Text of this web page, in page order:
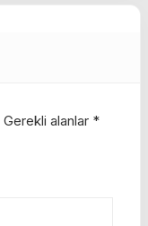
Gerekli alanlar *